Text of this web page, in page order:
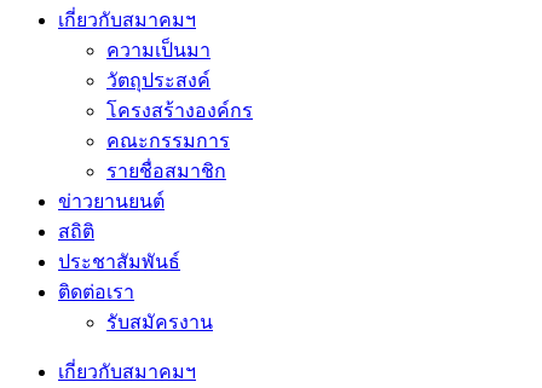
เกี่ยวกับสมาคมฯ
ความเป็นมา
วัตถุประสงค์
โครงสร้างองค์กร
คณะกรรมการ
รายชื่อสมาชิก
ข่าวยานยนต์
สถิติ
ประชาสัมพันธ์
ติดต่อเรา
รับสมัครงาน
เกี่ยวกับสมาคมฯ